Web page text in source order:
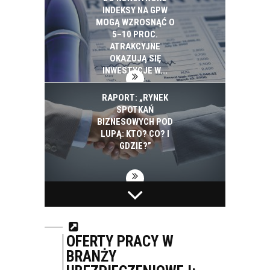
INDEKSY NA GPW
MOGĄ WZROSNĄĆ O
5–10 PROC.
ATRAKCYJNE
OKAZUJĄ SIĘ
INWESTYCJE W...
RAPORT: „RYNEK
SPOTKAŃ
BIZNESOWYCH POD
LUPĄ: KTO? CO? I
GDZIE?”
BIAŁYSTOK NA
PROJEKTY SMART
ZŁ. ZAPOWIADA
KOLEJNE
INWESTYCJE
PEPSICO INWESTUJE
W EKOLOGIĘ. W CIĄGU
ZUŻYCIE ENERGII I
WODY SPADŁO W
POLSKICH...
OFERTY PRACY W
BRANŻY